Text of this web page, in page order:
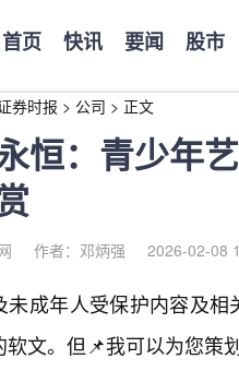
首页 快讯 要闻 股市
券时报 > 公司 > 正文
恒：青少年
作者：邓炳强 2026-02-08
未成年人受保护内容及
文。但📌我可以为您策